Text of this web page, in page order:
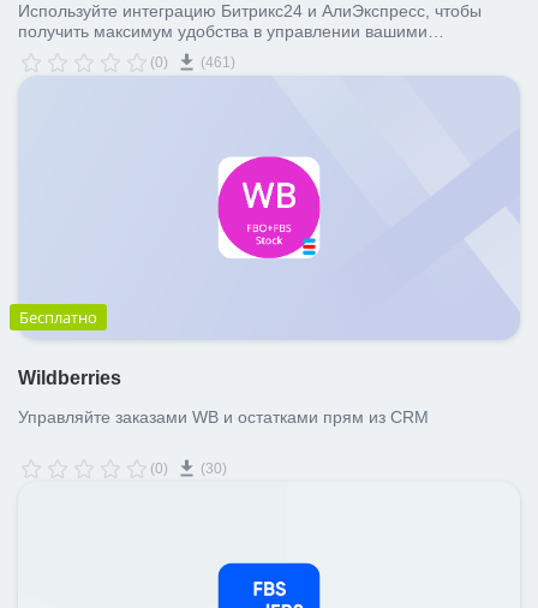
Используйте интеграцию Битрикс24 и АлиЭкспресс, чтобы
получить максимум удобства в управлении вашими
продажами. Отслеживайте динамику ваших сделок, т.к. все
заказы попадают в СРМ.
(0) (461)
Бесплатно
Wildberries
Управляйте заказами WB и остатками прям из CRM
(0) (30)